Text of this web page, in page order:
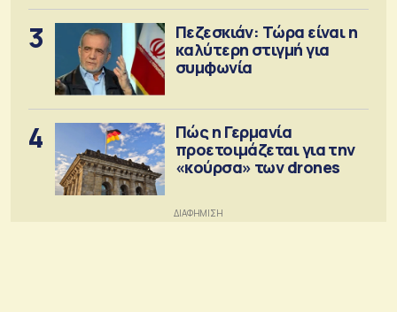
3
Πεζεσκιάν: Τώρα είναι η
καλύτερη στιγμή για
συμφωνία
4
Πώς η Γερμανία
προετοιμάζεται για την
«κούρσα» των drones